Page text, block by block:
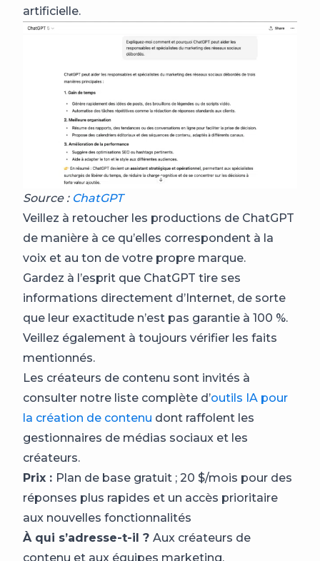
artificielle.
Source : ChatGPT
Veillez à retoucher les productions de ChatGPT
de manière à ce qu’elles correspondent à la
voix et au ton de votre propre marque.
Gardez à l’esprit que ChatGPT tire ses
informations directement d’Internet, de sorte
que leur exactitude n’est pas garantie à 100 %.
Veillez également à toujours vérifier les faits
mentionnés.
Les créateurs de contenu sont invités à
consulter notre liste complète d’outils IA pour
la création de contenu dont raffolent les
gestionnaires de médias sociaux et les
créateurs.
Prix : Plan de base gratuit ; 20 $/mois pour des
réponses plus rapides et un accès prioritaire
aux nouvelles fonctionnalités
À qui s’adresse-t-il ? Aux créateurs de
contenu et aux équipes marketing.